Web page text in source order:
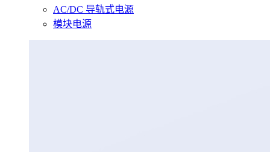
AC/DC 导轨式电源
模块电源